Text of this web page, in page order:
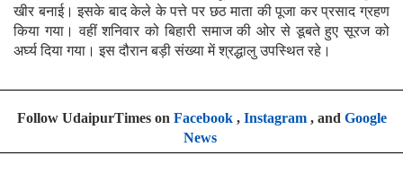
खीर बनाई। इसके बाद केले के पत्ते पर छठ माता की पूजा कर प्रसाद ग्रहण
किया गया। वहीं शनिवार को बिहारी समाज की ओर से डूबते हुए सूरज को
अर्घ्य दिया गया। इस दौरान बड़ी संख्या में श्रद्धालु उपस्थित रहे।
Follow UdaipurTimes on Facebook, Instagram, and Google
News